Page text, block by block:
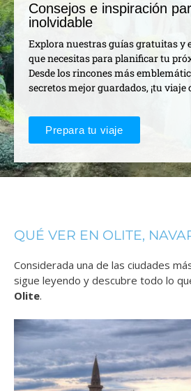
Consejos e inspiración
inolvidable
Explora nuestras guías gratuitas y
que necesitas para planificar tu
Desde los rincones más
secretos mejor guardados, ¡tu viaje
Prepara tu viaje
QUÉ VER EN OLITE,
Considerada una de las ciudades
sigue leyendo y descubre todo lo
Olite.